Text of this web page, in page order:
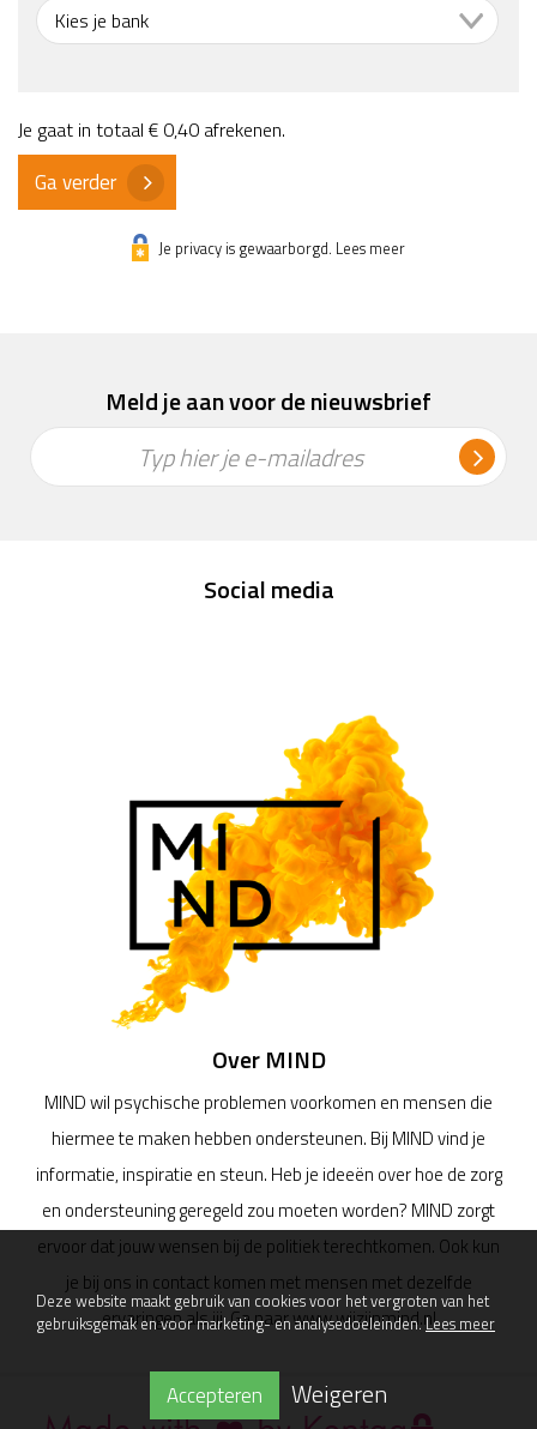
Je gaat in totaal € 0,40 afrekenen.
Ga verder
Je privacy is gewaarborgd. Lees meer
Meld je aan voor de nieuwsbrief
Typ hier je e-mailadres
Social media
Over MIND
MIND wil psychische problemen voorkomen en mensen die
hiermee te maken hebben ondersteunen. Bij MIND vind je
informatie, inspiratie en steun. Heb je ideeën over hoe de zorg
en ondersteuning geregeld zou moeten worden? MIND zorgt
ervoor dat jouw wensen bij de politiek terechtkomen. Ook kun
je bij ons in contact komen met mensen met dezelfde
ervaringen als jij. Ga naar www.wijzijnmind.nl
Deze website maakt gebruik van cookies voor het vergroten van het
gebruiksgemak en voor marketing- en analysedoeleinden.Lees meer
Accepteren Weigeren